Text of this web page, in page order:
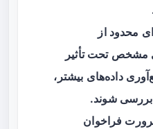
محدود از
مشخص تحت تأثیر
داده‌های بیشتر،
بررسی شوند.
فراخوان